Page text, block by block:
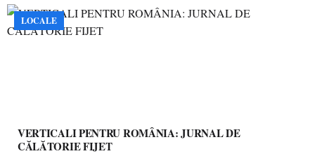
LOCALE
VERTICALI PENTRU ROMÂNIA: JURNAL DE
CĂLĂTORIE FIJET